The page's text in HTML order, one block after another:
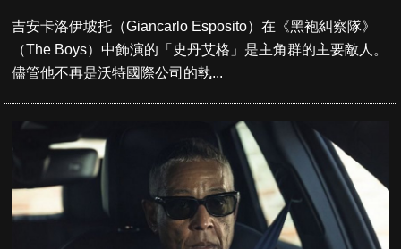
吉安卡洛伊坡托（Giancarlo Esposito）在《黑袍糾察隊》
（The Boys）中飾演的「史丹艾格」是主角群的主要敵人。
儘管他不再是沃特國際公司的執...